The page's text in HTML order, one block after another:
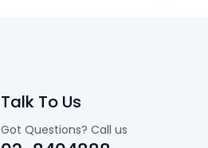
Talk To Us
Got Questions? Call us